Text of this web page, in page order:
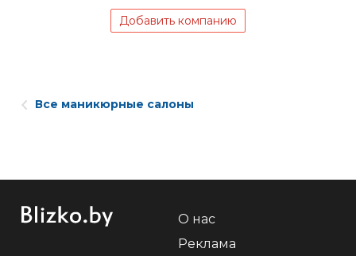
Добавить компанию
Все маникюрные салоны
О нас
Реклама